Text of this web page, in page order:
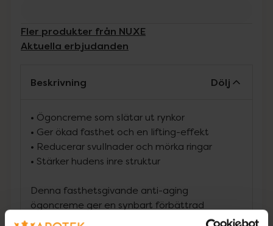
Fler produkter från NUXE
Aktuella erbjudanden
Beskrivning Dölj
• Ögoncreme som slätar ut rynkor
• Ger ökad fasthet och en lifting-effekt
• Reducerar svullnader och mörka ringar
• Stärker hudens inre struktur
Denna fasthetsgivande anti-aging
ögoncreme ger en synbart förbättrad
ögonkontur. Suddar effektivt ut ålderstecken